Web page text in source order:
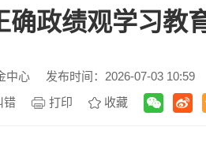
政绩观学习教
中心
发布时间：2026-07-03 10:59
错 打印 收藏